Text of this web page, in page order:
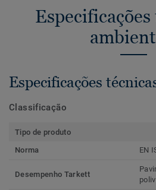
Especificações
Especificações
Classificação
Tipo de produto
Norma
EN
Desempenho Tarkett